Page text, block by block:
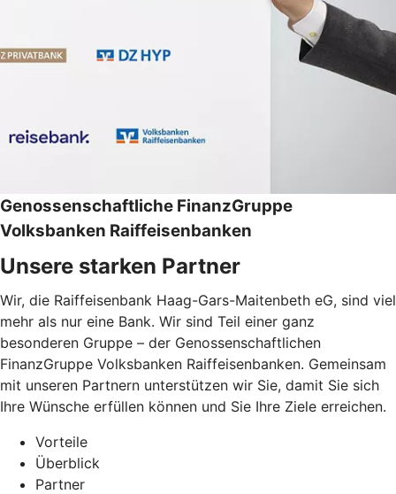
Genossenschaftliche FinanzGruppe
Volksbanken Raiffeisenbanken
Unsere starken Partner
Wir, die Raiffeisenbank Haag-Gars-Maitenbeth eG, sind viel
mehr als nur eine Bank. Wir sind Teil einer ganz
besonderen Gruppe – der Genossenschaftlichen
FinanzGruppe Volksbanken Raiffeisenbanken. Gemeinsam
mit unseren Partnern unterstützen wir Sie, damit Sie sich
Ihre Wünsche erfüllen können und Sie Ihre Ziele erreichen.
Vorteile
Überblick
Partner